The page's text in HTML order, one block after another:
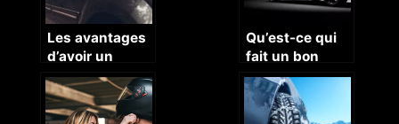
Les avantages
d’avoir un
coffre de toit
sur votre
voiture
Qu’est-ce qui
fait un bon
système audio
dans une
voiture ?